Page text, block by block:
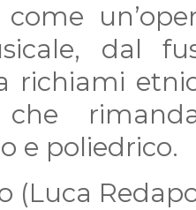
come
dal
richiami
che
e poliedrico.
(Luca